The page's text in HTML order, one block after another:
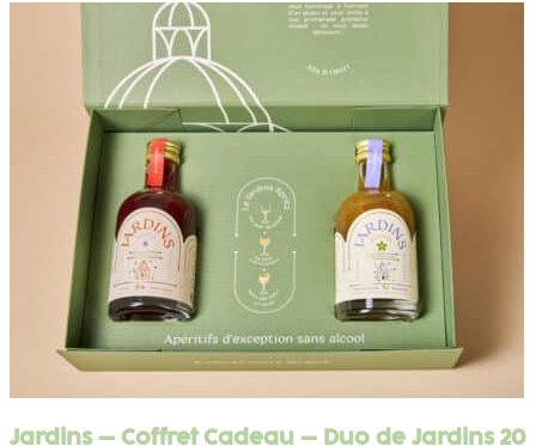
Jardins – Coffret Cadeau – Duo de Jardins 20